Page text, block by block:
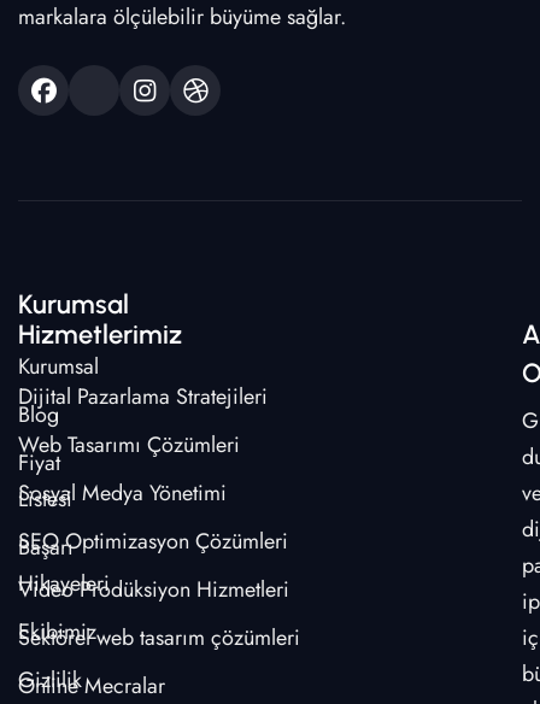
markalara ölçülebilir büyüme sağlar.
Kurumsal
Kurumsal
Blog
Fiyat
Listesi
Başarı
Hikayeleri
Ekibimiz
Gizlilik
Hizmetlerimiz
Dijital Pazarlama Stratejileri
Web Tasarımı Çözümleri
Sosyal Medya Yönetimi
SEO Optimizasyon Çözümleri
Video Prodüksiyon Hizmetleri
Sektörel web tasarım çözümleri
Online Mecralar